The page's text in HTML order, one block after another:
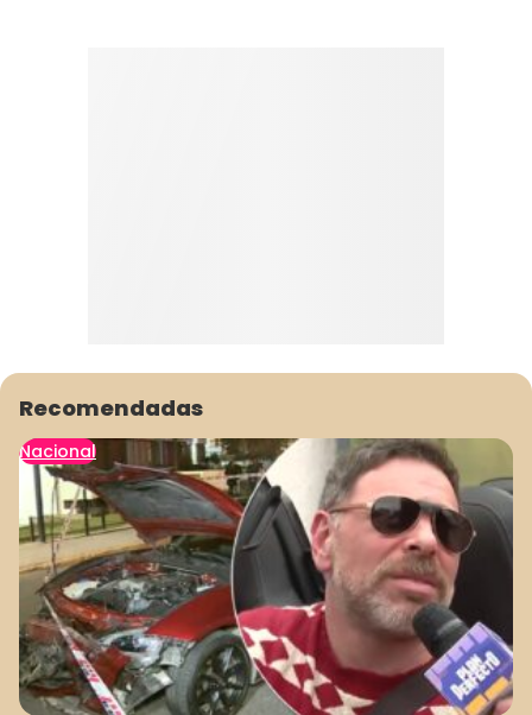
Recomendadas
Nacional